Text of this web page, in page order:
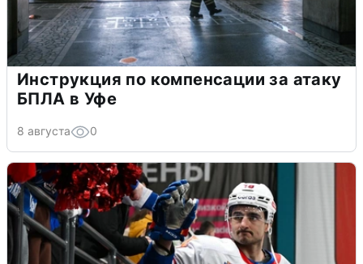
Инструкция по компенсации за атаку
БПЛА в Уфе
8 августа 0